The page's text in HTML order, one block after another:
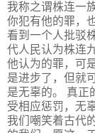
我称之谓株连一
你犯有他的罪，
看到一个人批驳
代人民认为株连
他认为的罪，可
是进步了，但就
是无辜的。 真正
受相应惩罚，无
我们嘲笑着古代